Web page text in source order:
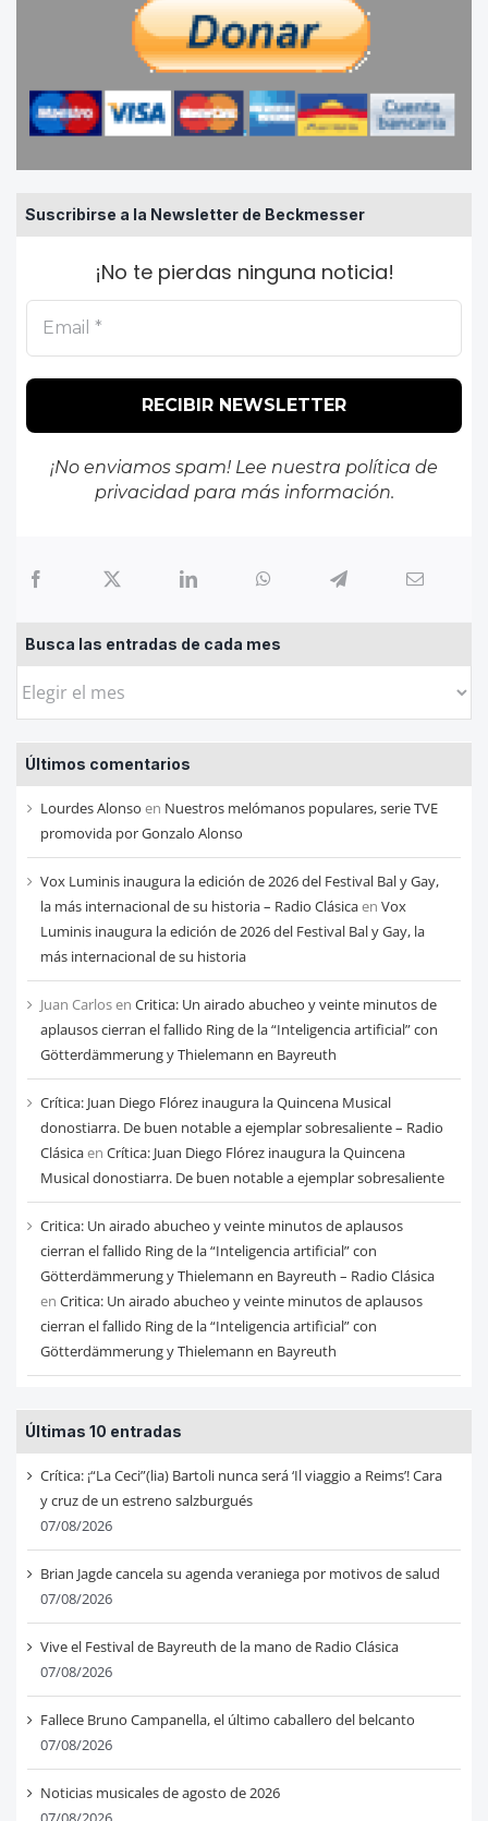
Suscribirse a la Newsletter de Beckmesser
¡No te pierdas ninguna noticia!
¡No enviamos spam! Lee nuestra política de
privacidadpara más información.
Busca las entradas de cada mes
Busca
entradas
de
cada
mes
Últimos comentarios
Lourdes Alonso en Nuestros melómanos populares, serie TVE
promovida por Gonzalo Alonso
Vox Luminis inaugura la edición de 2026 del Festival Bal y Gay,
la más internacional de su historia – Radio Clásicaen Vox
Luminis inaugura la edición de 2026 del Festival Bal y Gay, la
más internacional de su historia
Juan Carlosen Critica: Un airado abucheo y veinte minutos de
aplausos cierran el fallido Ring de la “Inteligencia artificial” con
Götterdämmerung y Thielemann en Bayreuth
Crítica: Juan Diego Flórez inaugura la Quincena Musical
donostiarra. De buen notable a ejemplar sobresaliente – Radio
Clásicaen Crítica: Juan Diego Flórez inaugura la Quincena
Musical donostiarra. De buen notable a ejemplar sobresaliente
Critica: Un airado abucheo y veinte minutos de aplausos
cierran el fallido Ring de la “Inteligencia artificial” con
Götterdämmerung y Thielemann en Bayreuth – Radio Clásica
en Critica: Un airado abucheo y veinte minutos de aplausos
cierran el fallido Ring de la “Inteligencia artificial” con
Götterdämmerung y Thielemann en Bayreuth
Últimas 10 entradas
Crítica: ¡“La Ceci”(lia) Bartoli nunca será ‘Il viaggio a Reims’! Cara
y cruz de un estreno salzburgués
07/08/2026
Brian Jagde cancela su agenda veraniega por motivos de salud
07/08/2026
Vive el Festival de Bayreuth de la mano de Radio Clásica
07/08/2026
Fallece Bruno Campanella, el último caballero del belcanto
07/08/2026
Noticias musicales de agosto de 2026